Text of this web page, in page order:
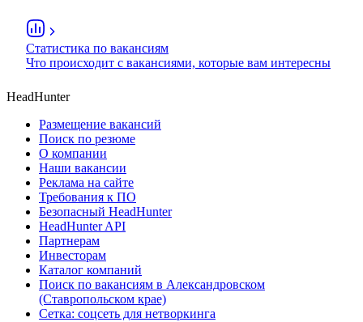
Статистика по вакансиям
Что происходит с вакансиями, которые вам интересны
HeadHunter
Размещение вакансий
Поиск по резюме
О компании
Наши вакансии
Реклама на сайте
Требования к ПО
Безопасный HeadHunter
HeadHunter API
Партнерам
Инвесторам
Каталог компаний
Поиск по вакансиям в Александровском
(Ставропольском крае)
Сетка: соцсеть для нетворкинга